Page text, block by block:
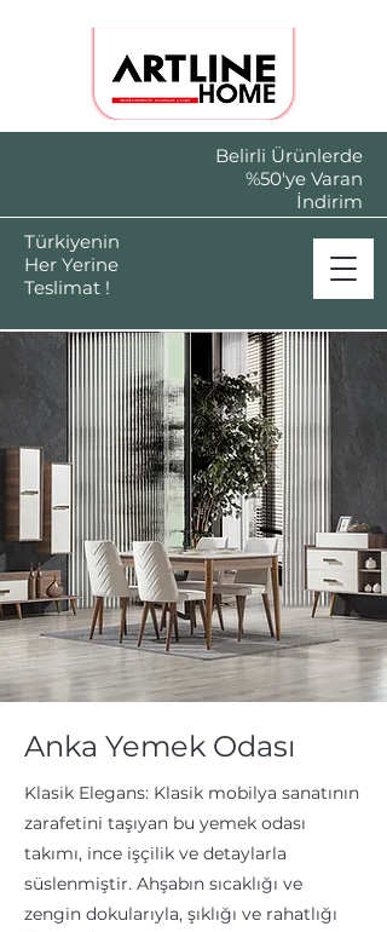
Belirli Ürünlerde
%50'ye Varan
İndirim
Türkiyenin
Her Yerine
Teslimat !
Anka Yemek Odası
Klasik Elegans: Klasik mobilya sanatının
zarafetini taşıyan bu yemek odası
takımı, ince işçilik ve detaylarla
süslenmiştir. Ahşabın sıcaklığı ve
zengin dokularıyla, şıklığı ve rahatlığı